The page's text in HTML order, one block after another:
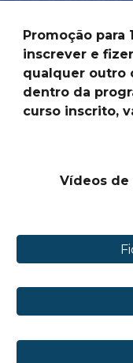
Promoção para
inscrever e
qualquer outro
dentro da
curso inscrito,
Vídeos de